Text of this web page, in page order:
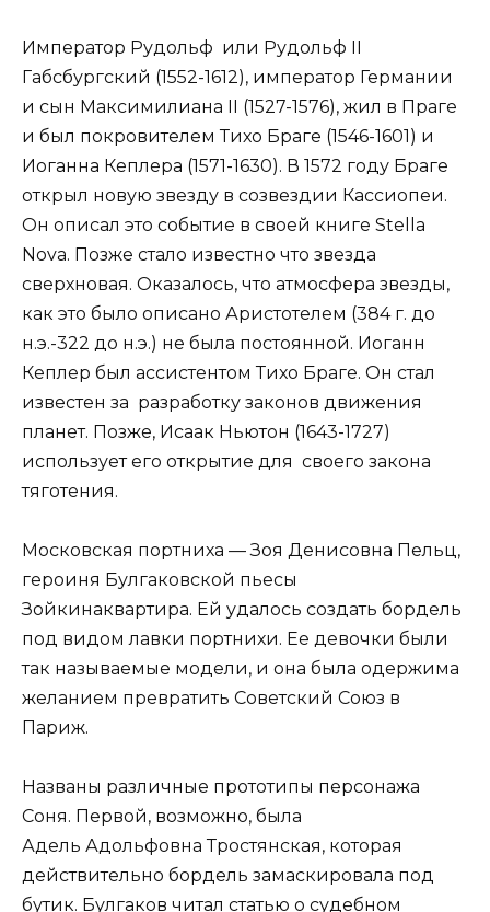
Император Рудольф или Рудольф II
Габсбургский (1552-1612), император Германии
и сын Максимилиана II (1527-1576), жил в Праге
и был покровителем Тихо Браге (1546-1601) и
Иоганна Кеплера (1571-1630). В 1572 году Браге
открыл новую звезду в созвездии Кассиопеи.
Он описал это событие в своей книге Stella
Nova. Позже стало известно что звезда
сверхновая. Оказалось, что атмосфера звезды,
как это было описано Аристотелем (384 г. до
н.э.-322 до н.э.) не была постоянной. Иоганн
Кеплер был ассистентом Тихо Браге. Он стал
известен за разработку законов движения
планет. Позже, Исаак Ньютон (1643-1727)
использует его открытие для своего закона
тяготения.
Московская портниха — Зоя Денисовна Пельц,
героиня Булгаковской пьесы
Зойкинаквартира. Ей удалось создать бордель
под видом лавки портнихи. Ее девочки были
так называемые модели, и она была одержима
желанием превратить Советский Союз в
Париж.
Названы различные прототипы персонажа
Соня. Первой, возможно, была
Адель Адольфовна Тростянская, которая
действительно бордель замаскировала под
бутик. Булгаков читал статью о судебном